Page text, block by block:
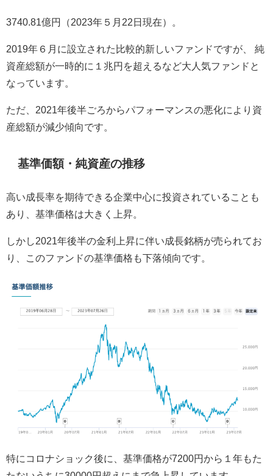
3740.81億円（2023年５月22日現在）。
2019年６月に設立された比較的新しいファンドですが、 純
資産総額が一時的に１兆円を超えるなど大人気ファンドと
なっています。
ただ、2021年後半ごろからパフォーマンスの悪化により資
産総額が減少傾向です。
基準価額・純資産の推移
高い成長率を期待できる企業中心に投資されていることも
あり、基準価格は大きく上昇。
しかし2021年後半の金利上昇に伴い成長銘柄が売られてお
り、このファンドの基準価格も下落傾向です。
特にコロナショック後に、基準価格が7200円から１年もた